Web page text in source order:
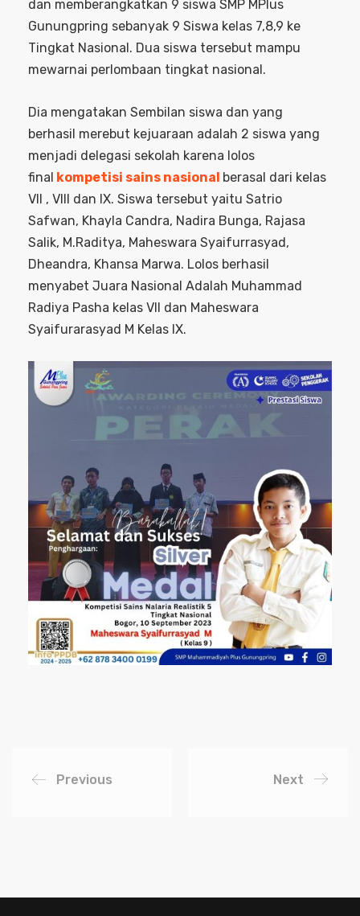
dan memberangkatkan 9 siswa SMP MPlus
Gunungpring sebanyak 9 Siswa kelas 7,8,9 ke
Tingkat Nasional. Dua siswa tersebut mampu
mewarnai perlombaan tingkat nasional.
Dia mengatakan Sembilan siswa dan yang
berhasil merebut kejuaraan adalah 2 siswa yang
menjadi delegasi sekolah karena lolos
final kompetisi sains nasional berasal dari kelas
VII , VIII dan IX. Siswa tersebut yaitu Satrio
Safwan, Khayla Candra, Nadira Bunga, Rajasa
Salik, M.Raditya, Maheswara Syaifurrasyad,
Dheandra, Khansa Marwa. Lolos berhasil
menyabet Juara Nasional Adalah Muhammad
Radiya Pasha kelas VII dan Maheswara
Syaifurarasyad M Kelas IX.
Previous Next